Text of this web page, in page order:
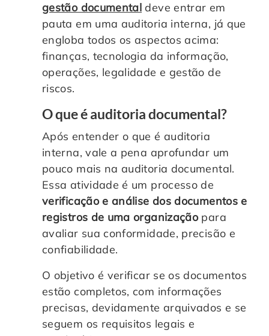
gestão documental deve entrar em
pauta em uma auditoria interna, já que
engloba todos os aspectos acima:
finanças, tecnologia da informação,
operações, legalidade e gestão de
riscos.
O que é auditoria documental?
Após entender o que é auditoria
interna, vale a pena aprofundar um
pouco mais na auditoria documental.
Essa atividade é um processo de
verificação e análise dos documentos e
registros de uma organizaçãopara
avaliar sua conformidade, precisão e
confiabilidade.
O objetivo é verificar se os documentos
estão completos, com informações
precisas, devidamente arquivados e se
seguem os requisitos legais e